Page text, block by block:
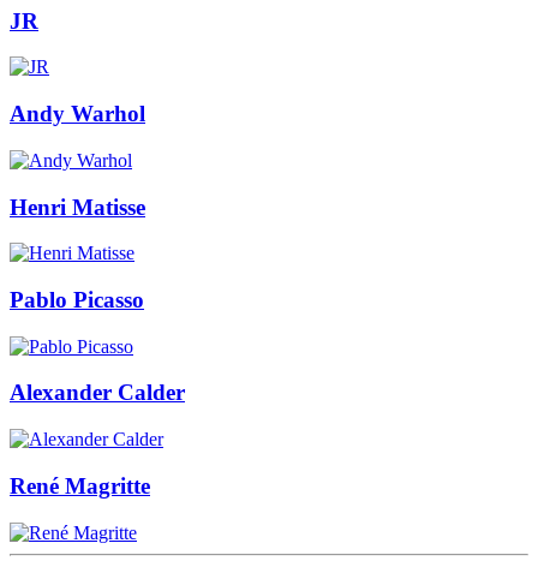
JR
Andy Warhol
Henri Matisse
Pablo Picasso
Alexander Calder
René Magritte